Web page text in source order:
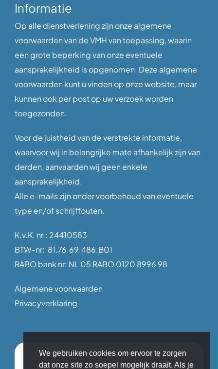
Informatie
Op alle dienstverlening zijn onze algemene
voorwaarden van de VMH van toepassing, waarin
een grote beperking van onze eventuele
aansprakelijkheid is opgenomen. Deze algemene
voorwaarden kunt u vinden op onze website, maar
kunnen ook per post op uw verzoek worden
toegezonden.
Voor de juistheid van de verstrekte informatie,
waarvoor wij in belangrijke mate afhankelijk zijn van
derden, aanvaarden wij geen enkele
aansprakelijkheid.
Alle e-mails zijn onder voorbehoud van eventuele
type en/of schrijffouten.
K.v.K. nr.: 24410583
BTW-nr: 81.76.69.486.B01
RABO bank nr: NL 05 RABO 0120 8996 98
Algemene voorwaarden
Privacyverklaring
We gebruiken cookies om ervoor te zorgen
dat onze site zo soepel mogelijk draait. Als je